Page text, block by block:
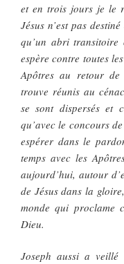
et en trois jours je le
Jésus n’est pas
qu’un abri
espère contre toutes
Apôtres au retour de
trouve réunis au
se sont dispersés et
qu’avec le concours
espérer dans le
temps avec les
aujourd’hui, autour
de Jésus dans la
monde qui proclame
Dieu.
Joseph aussi a